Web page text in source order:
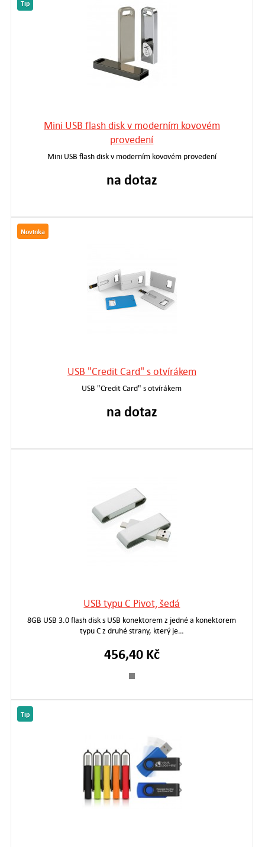
Tip
Mini USB flash disk v moderním kovovém
provedení
Mini USB flash disk v moderním kovovém provedení
na dotaz
Novinka
USB "Credit Card" s otvírákem
USB "Credit Card" s otvírákem
na dotaz
USB typu C Pivot, šedá
8GB USB 3.0 flash disk s USB konektorem z jedné a konektorem
typu C z druhé strany, který je…
456,40 Kč
Tip